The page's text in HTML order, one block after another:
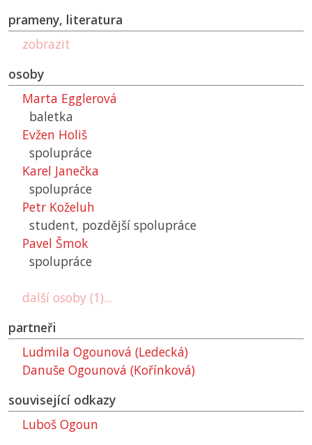
prameny, literatura
zobrazit
osoby
Marta Egglerová
baletka
Evžen Holiš
spolupráce
Karel Janečka
spolupráce
Petr Koželuh
student, pozdější spolupráce
Pavel Šmok
spolupráce
další osoby (1)...
partneři
Ludmila Ogounová (Ledecká)
Danuše Ogounová (Kořínková)
související odkazy
Luboš Ogoun